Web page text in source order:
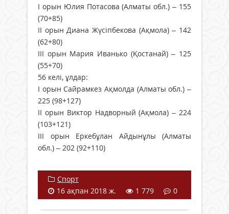
I орын Юлия Потасова (Алматы обл.) – 155
(70+85)
II орын Диана Жүсіпбекова (Ақмола) – 142
(62+80)
III орын Мария Иванько (Қостанай) – 125
(55+70)
56 келі, ұлдар:
I орын Сайрамкез Ақмолда (Алматы обл.) –
225 (98+127)
II орын Виктор Надворный (Ақмола) – 224
(103+121)
III орын Еркебұлан Айдынұлы (Алматы
обл.) – 202 (92+110)
Спорт
16 ақпан 2018 ж.
1 779 0